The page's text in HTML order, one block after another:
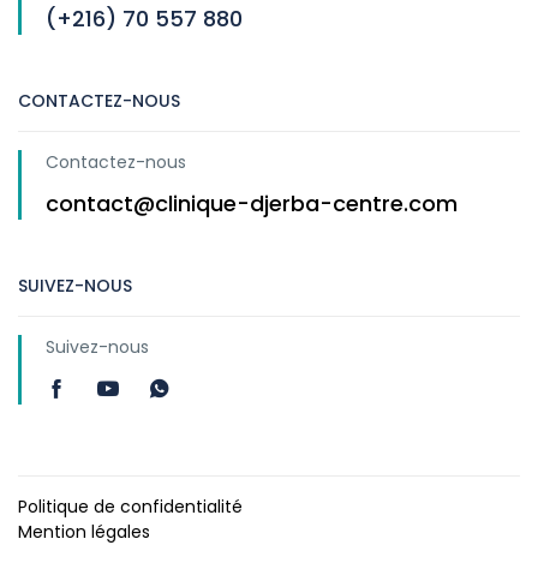
(+216) 70 557 880
CONTACTEZ-NOUS
Contactez-nous
contact@clinique-djerba-centre.com
SUIVEZ-NOUS
Suivez-nous
Politique de confidentialité
Mention légales